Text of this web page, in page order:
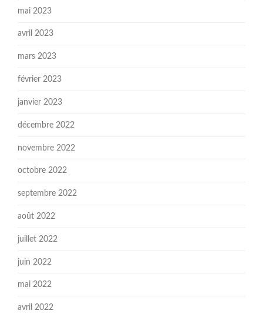
mai 2023
avril 2023
mars 2023
février 2023
janvier 2023
décembre 2022
novembre 2022
octobre 2022
septembre 2022
août 2022
juillet 2022
juin 2022
mai 2022
avril 2022